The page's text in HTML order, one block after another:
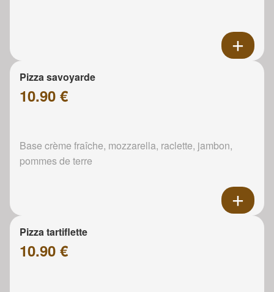
Pizza savoyarde
10.90 €
Base crème fraîche, mozzarella, raclette, jambon,
pommes de terre
Pizza tartiflette
10.90 €